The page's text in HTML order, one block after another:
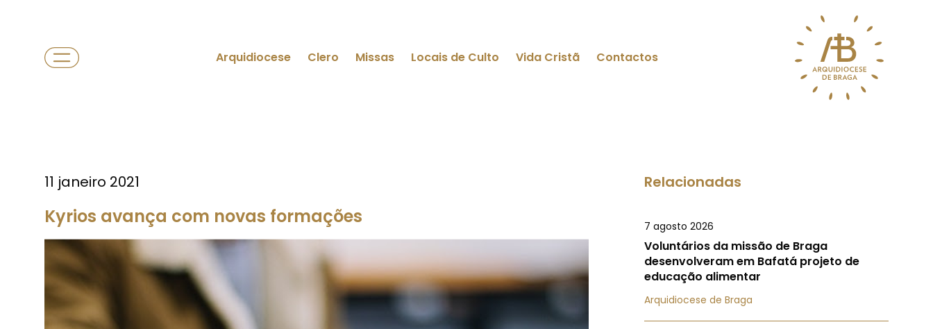
Arquidiocese Clero Missas Locais de Culto Vida Cristã Contactos
11 janeiro 2021
Kyrios avança com novas formações
Relacionadas
7 agosto 2026
Voluntários da missão de Braga
desenvolveram em Bafatá projeto de
educação alimentar
Arquidiocese de Braga